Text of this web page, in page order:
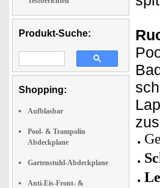
Produkt-Suche:
Shopping:
Aufblasbar
Pool- & Trampolin
Abdeckplane
Gartenstuhl-Abdeckplane
Anti-Eis-Front- &